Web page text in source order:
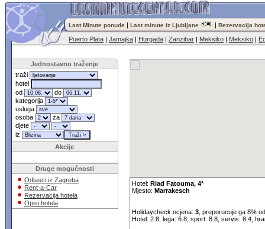
Last Minute ponude | Last minute iz Ljubljane | Rezervacija
Puerto Plata | Jamajka | Hurgada | Zanzibar | Meksiko | Meksiko |
Jednostavno traženje
traži
hotel
od
do
kategorija
usluga
osoba
za
djete
iz
Akcije
Druge mogućnosti
Odlasci iz Zagreba
Rent-a-Car
Rezervacija hotela
Opisi hotela
Hotel: Riad Fatouma, 4*
Mjesto: Marrakesch
Holidaycheck ocjena: 3, preporucuje ga 8%
Hotel: 2.8, lega: 6.8, sport: 8.8, servis: 8.4,